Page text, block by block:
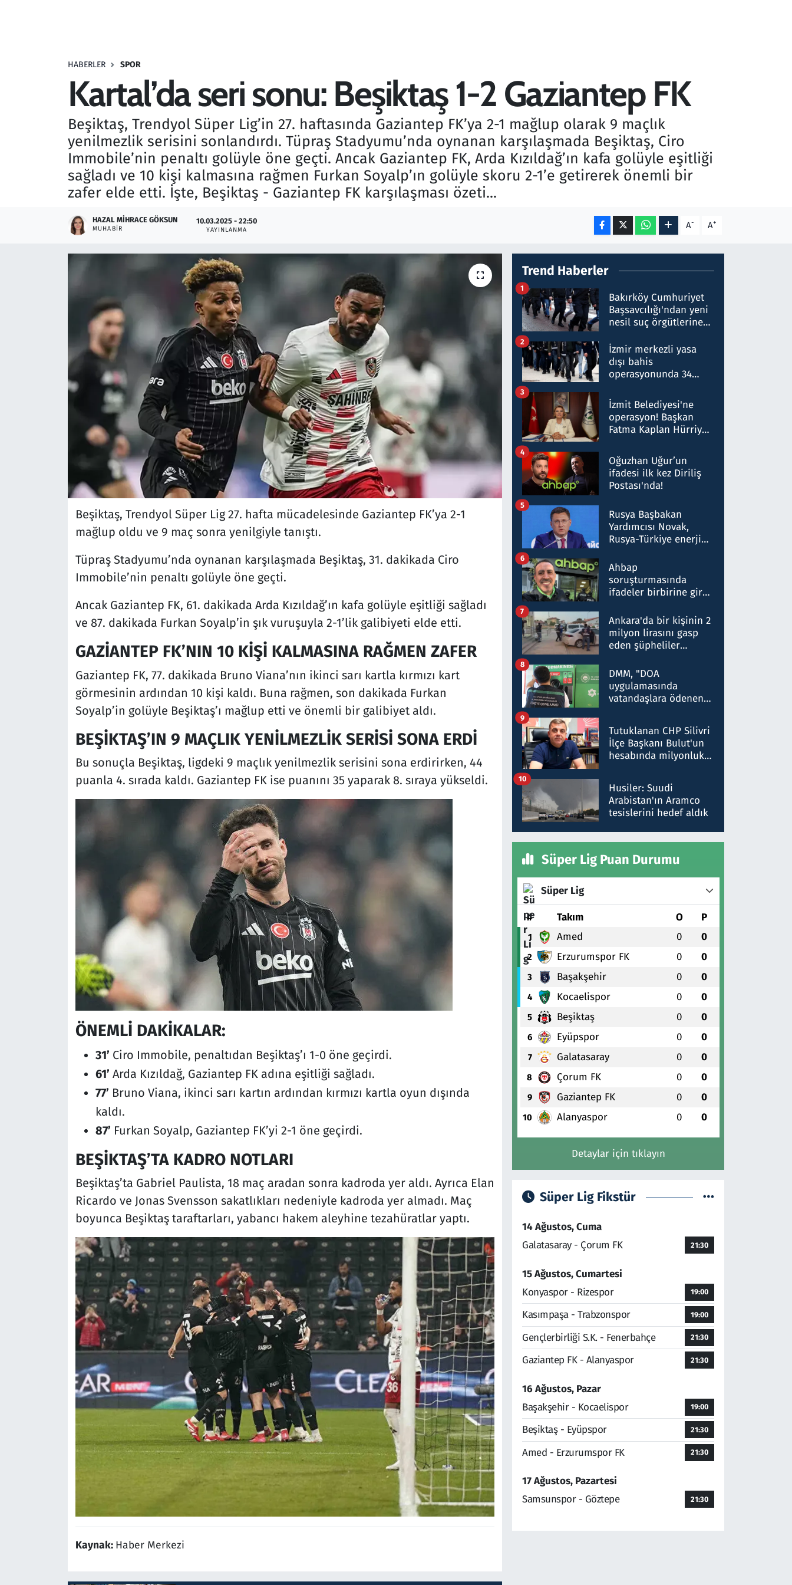
HABERLER SPOR
Kartal’da seri sonu: Beşiktaş 1-2 Gaziantep FK
Beşiktaş, Trendyol Süper Lig’in 27. haftasında Gaziantep FK’ya 2-1 mağlup olarak 9 maçlık
yenilmezlik serisini sonlandırdı. Tüpraş Stadyumu’nda oynanan karşılaşmada Beşiktaş, Ciro
Immobile’nin penaltı golüyle öne geçti. Ancak Gaziantep FK, Arda Kızıldağ’ın kafa golüyle eşitliği
sağladı ve 10 kişi kalmasına rağmen Furkan Soyalp’ın golüyle skoru 2-1’e getirerek önemli bir
zafer elde etti. İşte, Beşiktaş - Gaziantep FK karşılaşması özeti...
HAZAL MIHRACE GÖKSUN
MUHABIR
10.03.2025 - 22:50
YAYINLANMA A- A+
Beşiktaş, Trendyol Süper Lig 27. hafta mücadelesinde Gaziantep FK’ya 2-1
mağlup oldu ve 9 maç sonra yenilgiyle tanıştı.
Tüpraş Stadyumu’nda oynanan karşılaşmada Beşiktaş, 31. dakikada Ciro
Immobile’nin penaltı golüyle öne geçti.
Ancak Gaziantep FK, 61. dakikada Arda Kızıldağ’ın kafa golüyle eşitliği sağladı
ve 87. dakikada Furkan Soyalp’in şık vuruşuyla 2-1’lik galibiyeti elde etti.
GAZİANTEP FK’NIN 10 KİŞİ KALMASINA RAĞMEN ZAFER
Gaziantep FK, 77. dakikada Bruno Viana’nın ikinci sarı kartla kırmızı kart
görmesinin ardından 10 kişi kaldı. Buna rağmen, son dakikada Furkan
Soyalp’in golüyle Beşiktaş’ı mağlup etti ve önemli bir galibiyet aldı.
BEŞİKTAŞ’IN 9 MAÇLIK YENİLMEZLİK SERİSİ SONA ERDİ
Bu sonuçla Beşiktaş, ligdeki 9 maçlık yenilmezlik serisini sona erdirirken, 44
puanla 4. sırada kaldı. Gaziantep FK ise puanını 35 yaparak 8. sıraya yükseldi.
ÖNEMLİ DAKİKALAR:
31’ Ciro Immobile, penaltıdan Beşiktaş’ı 1-0 öne geçirdi.
61’ Arda Kızıldağ, Gaziantep FK adına eşitliği sağladı.
77’ Bruno Viana, ikinci sarı kartın ardından kırmızı kartla oyun dışında
kaldı.
87’ Furkan Soyalp, Gaziantep FK’yi 2-1 öne geçirdi.
BEŞİKTAŞ’TA KADRO NOTLARI
Beşiktaş’ta Gabriel Paulista, 18 maç aradan sonra kadroda yer aldı. Ayrıca Elan
Ricardo ve Jonas Svensson sakatlıkları nedeniyle kadroda yer almadı. Maç
boyunca Beşiktaş taraftarları, yabancı hakem aleyhine tezahüratlar yaptı.
Kaynak: Haber Merkezi
Trend Haberler
Bakırköy Cumhuriyet
Başsavcılığı'ndan yeni
nesil suç örgütlerine
hakkında gözaltı kararı
1
İzmir merkezli yasa
dışı bahis
operasyonunda 34
Milyar liralık para
trafiği tespit edildi
2
İzmit Belediyesi'ne
operasyon! Başkan
Fatma Kaplan Hürriyet
3
Oğuzhan Uğur’un
ifadesi ilk kez Diriliş
Postası'nda!
4
Rusya Başbakan
Yardımcısı Novak,
Rusya-Türkiye enerji
nitelikte olduğunu
belirtti
5
Ahbap
soruşturmasında
ifadeler birbirine girdi:
ifadelerinden ortaya
çıkan tablo şok etti
6
Ankara'da bir kişinin 2
milyon lirasını gasp
eden şüpheliler
7
DMM, "DOA
uygulamasında
vatandaşlara ödenen
düşürüldüğü" iddiasını
yalanladı
8
Tutuklanan CHP Silivri
İlçe Başkanı Bulut'un
hesabında milyonluk
talimat verdi, ben
gönderdim
9
Husiler: Suudi
Arabistan'ın Aramco
tesislerini hedef aldık
10
Süper Lig Puan Durumu
Süper Lig
# Takım O P
1 Amed 0 0
2 Erzurumspor FK 0 0
3 Başakşehir 0 0
4 Kocaelispor 0 0
5 Beşiktaş 0 0
6 Eyüpspor 0 0
7 Galatasaray 0 0
8 Çorum FK 0 0
9 Gaziantep FK 0 0
10 Alanyaspor 0 0
Detaylar için tıklayın
Süper Lig Fikstür
14 Ağustos, Cuma
Galatasaray - Çorum FK
21:30
15 Ağustos, Cumartesi
Konyaspor - Rizespor
19:00
Kasımpaşa - Trabzonspor 19:00
Gençlerbirliği S.K. - Fenerbahçe 21:30
Gaziantep FK - Alanyaspor 21:30
16 Ağustos, Pazar
Başakşehir - Kocaelispor
19:00
Beşiktaş - Eyüpspor 21:30
Amed - Erzurumspor FK 21:30
17 Ağustos, Pazartesi
Samsunspor - Göztepe
21:30
Savunma Sanayi
Seçim 2023
Televizyon